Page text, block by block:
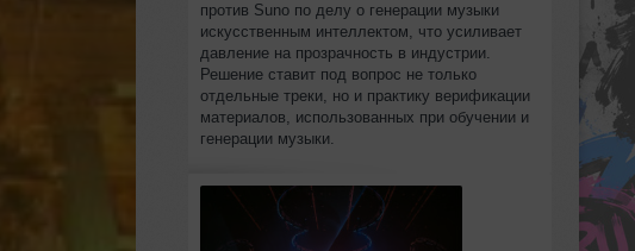
против Suno по делу о генерации музыки
искусственным интеллектом, что усиливает
давление на прозрачность в индустрии.
Решение ставит под вопрос не только
отдельные треки, но и практику верификации
материалов, использованных при обучении и
генерации музыки.